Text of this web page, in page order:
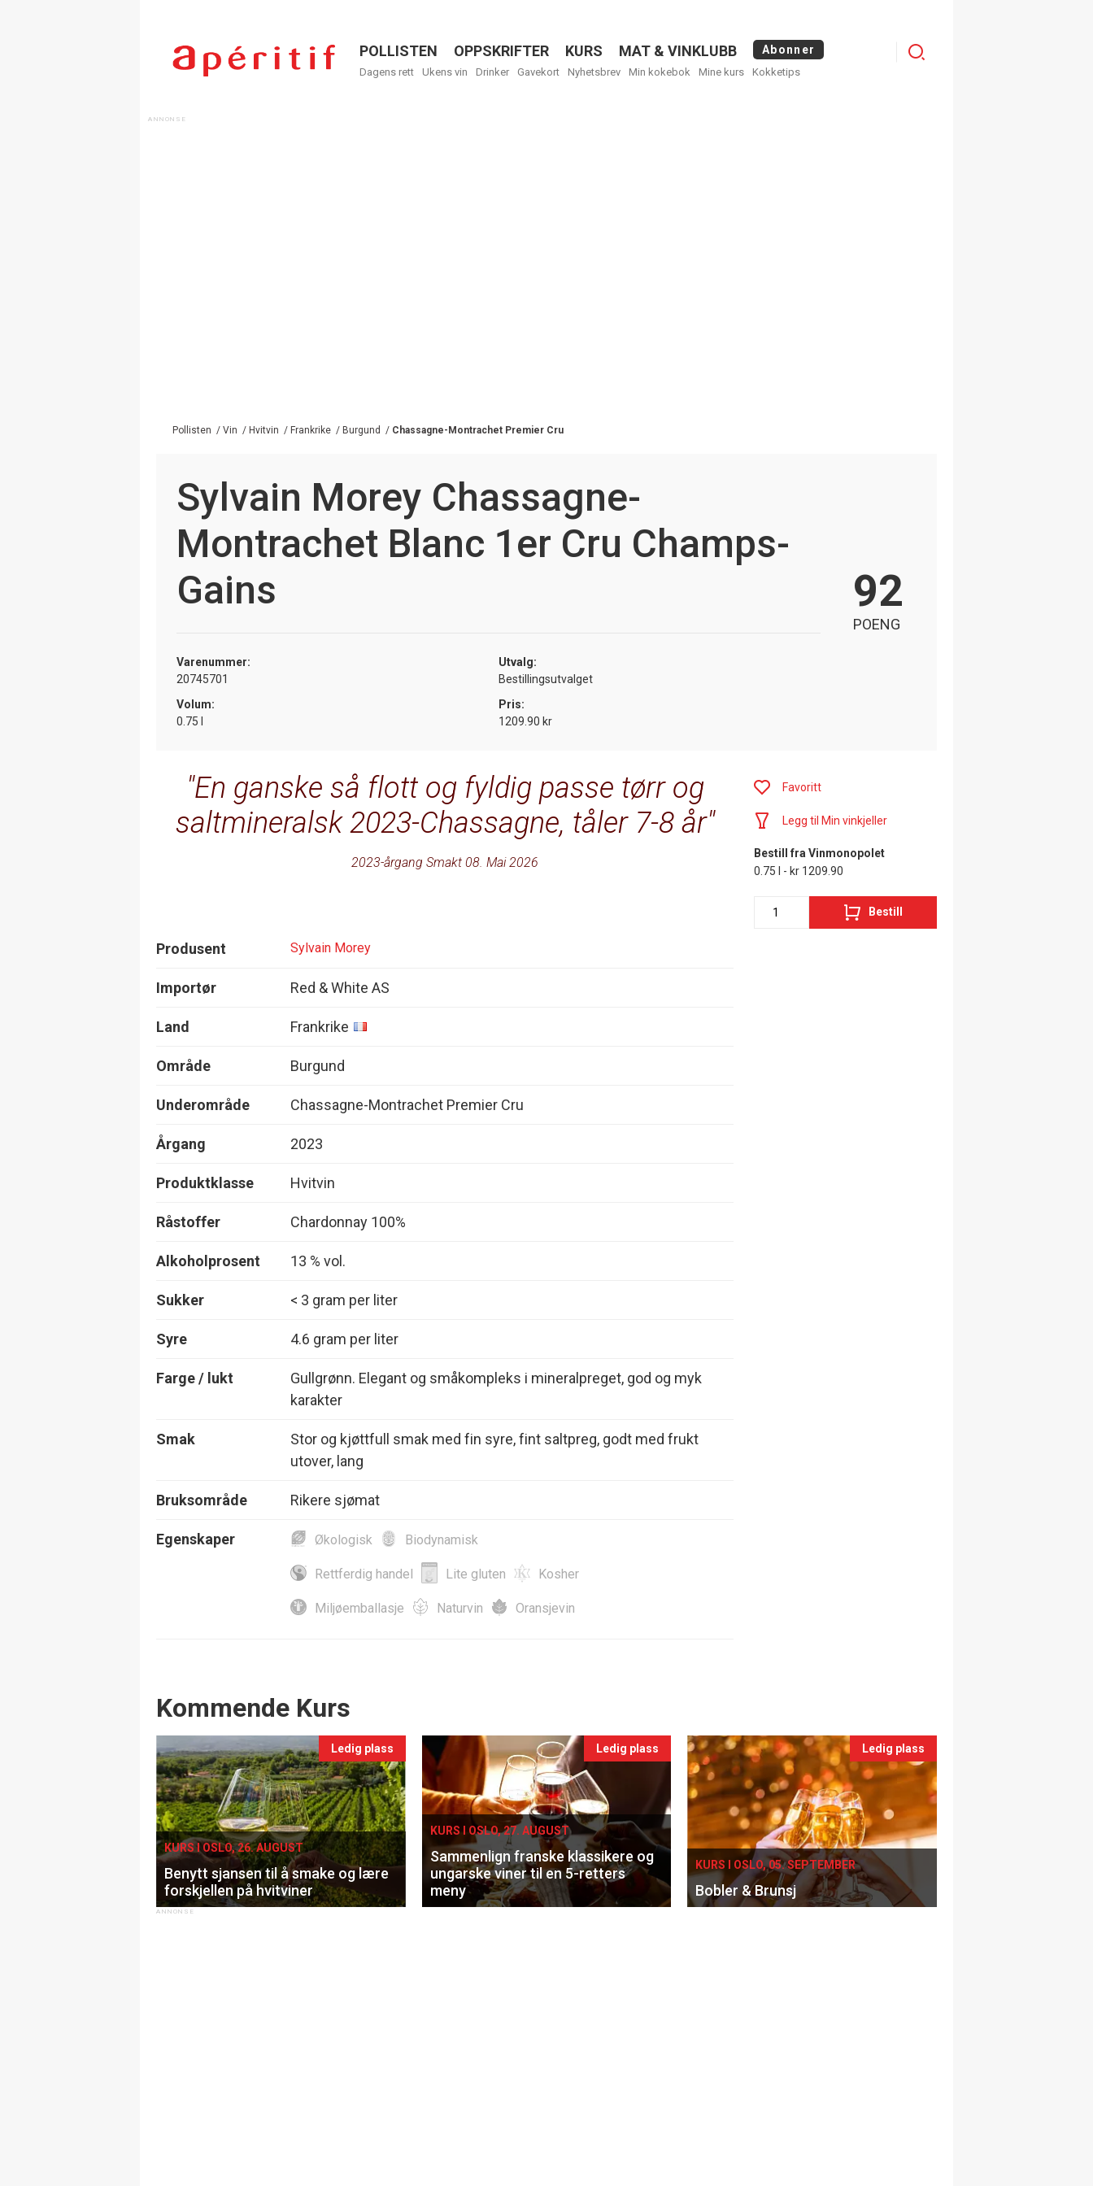
Menu
POLLISTEN OPPSKRIFTER KURS MAT & VINKLUBB Abonner
Dagens rett Ukens vin Drinker Gavekort Nyhetsbrev Min kokebok Mine kurs Kokketips
Menu
Pollisten / Vin / Hvitvin / Frankrike / Burgund / Chassagne-Montrachet Premier Cru
Sylvain Morey Chassagne-
Montrachet Blanc 1er Cru Champs-
Gains
Varenummer:
20745701
Utvalg:
Bestillingsutvalget
Volum:
0.75 l
Pris:
1209.90 kr
92
POENG
En ganske så flott og fyldig passe tørr og
saltmineralsk 2023-Chassagne, tåler 7-8 år
2023-årgang Smakt 08. Mai 2026
Produsent Sylvain Morey
Importør Red & White AS
Land Frankrike
Område Burgund
Underområde Chassagne-Montrachet Premier Cru
Årgang 2023
Produktklasse Hvitvin
Råstoffer Chardonnay 100%
Alkoholprosent 13 % vol.
Sukker < 3 gram per liter
Syre 4.6 gram per liter
Farge / lukt
Gullgrønn. Elegant og småkompleks i mineralpreget, god og myk
karakter
Smak
Stor og kjøttfull smak med fin syre, fint saltpreg, godt med frukt
utover, lang
Bruksområde Rikere sjømat
Egenskaper Økologisk Biodynamisk
Rettferdig handel Lite gluten Kosher
Miljøemballasje Naturvin Oransjevin
Favoritt
Legg til Min vinkjeller
Bestill fra Vinmonopolet
0.75 l - kr 1209.90
Bestill
Events
Kommende Kurs
Ledig plass
KURS I OSLO, 26. AUGUST
Benytt sjansen til å smake og lære
forskjellen på hvitviner
Ledig plass
KURS I OSLO, 27. AUGUST
Sammenlign franske klassikere og
ungarske viner til en 5-retters
meny
Ledig plass
KURS I OSLO, 05. SEPTEMBER
Bobler & Brunsj